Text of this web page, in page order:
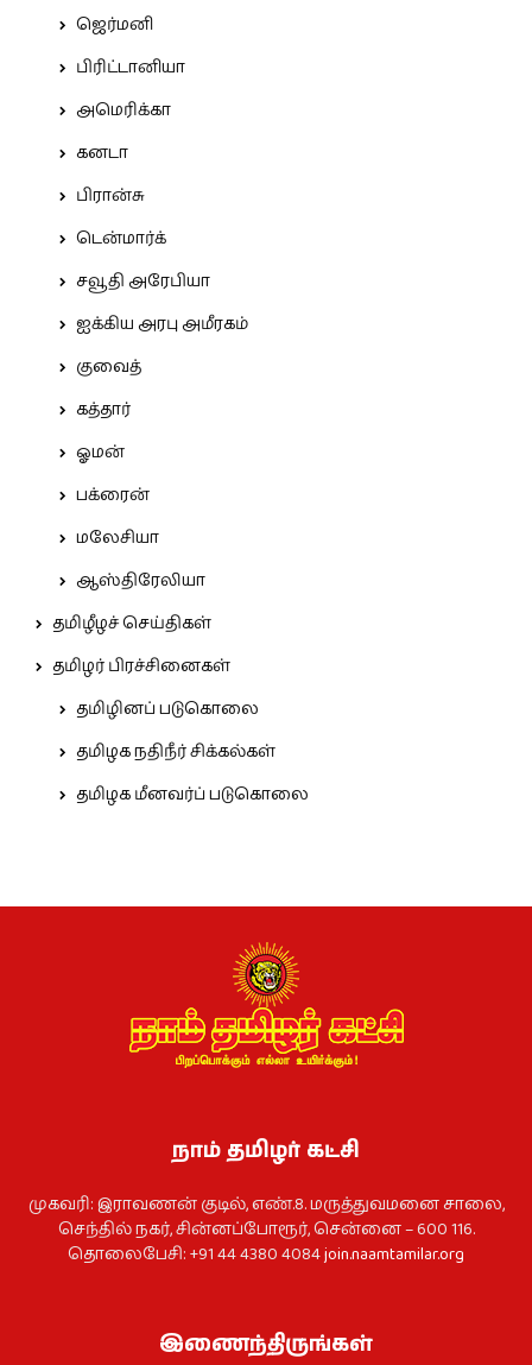
ஜெர்மனி
பிரிட்டானியா
அமெரிக்கா
கனடா
பிரான்சு
டென்மார்க்
சவூதி அரேபியா
ஐக்கிய அரபு அமீரகம்
குவைத்
கத்தார்
ஓமன்
பக்ரைன்
மலேசியா
ஆஸ்திரேலியா
தமிழீழச் செய்திகள்
தமிழர் பிரச்சினைகள்
தமிழினப் படுகொலை
தமிழக நதிநீர் சிக்கல்கள்
தமிழக மீனவர்ப் படுகொலை
நாம் தமிழர் கட்சி
முகவரி: இராவணன் குடில், எண்.8. மருத்துவமனை சாலை,
செந்தில் நகர், சின்னப்போரூர், சென்னை – 600 116.
தொலைபேசி: +91 44 4380 4084join.naamtamilar.org
இணைந்திருங்கள்